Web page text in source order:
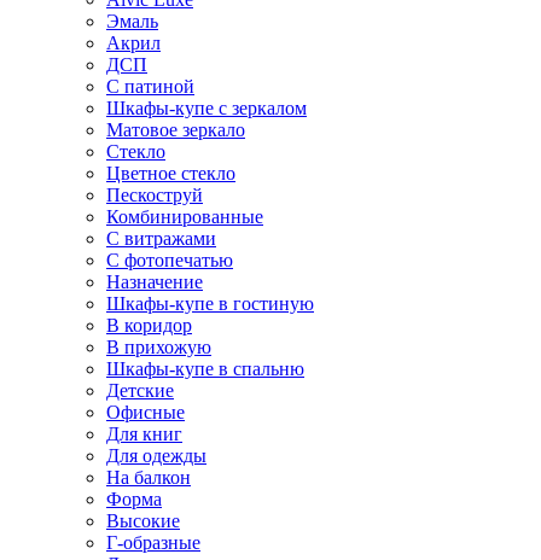
Эмаль
Акрил
ДСП
С патиной
Шкафы-купе с зеркалом
Матовое зеркало
Стекло
Цветное стекло
Пескоструй
Комбинированные
С витражами
С фотопечатью
Назначение
Шкафы-купе в гостиную
В коридор
В прихожую
Шкафы-купе в спальню
Детские
Офисные
Для книг
Для одежды
На балкон
Форма
Высокие
Г-образные